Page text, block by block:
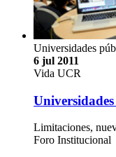
Universidades
6 jul 2011
Vida UCR
Limitaciones,
Foro Institucional